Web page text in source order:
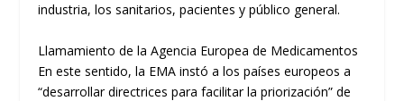
industria, los sanitarios, pacientes y público general.
Llamamiento de la Agencia Europea de Medicamentos
En este sentido, la EMA instó a los países europeos a
“desarrollar directrices para facilitar la priorización” de